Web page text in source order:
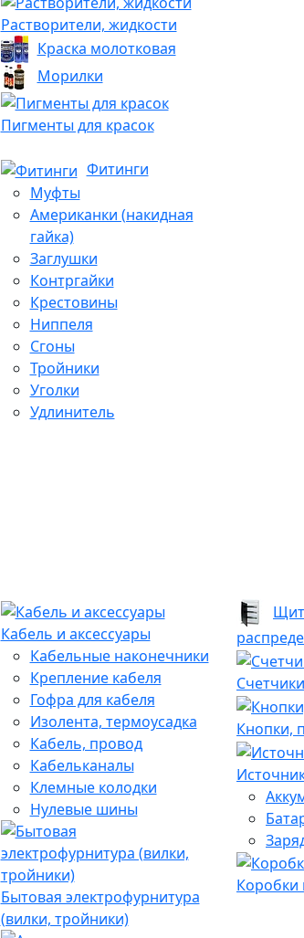
Растворители, жидкости
Краска молотковая
Морилки
Пигменты для красок
Фитинги
Муфты
Американки (накидная
гайка)
Заглушки
Контргайки
Крестовины
Ниппеля
Сгоны
Тройники
Уголки
Удлинитель
Кабель и аксессуары
Кабельные наконечники
Крепление кабеля
Гофра для кабеля
Изолента, термоусадка
Кабель, провод
Кабельканалы
Клемные колодки
Нулевые шины
Бытовая электрофурнитура
(вилки, тройники)
Кнопки,